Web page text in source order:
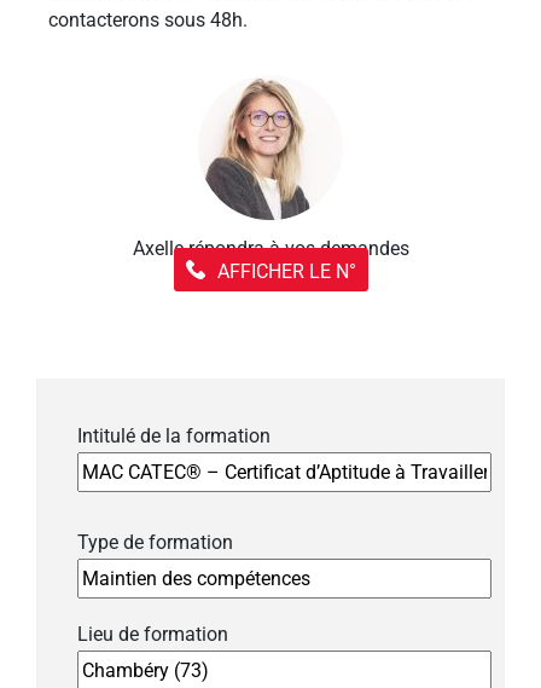
contacterons sous 48h.
Axelle répondra à vos demandes
AFFICHER LE N°
Intitulé de la formation
Type de formation
Lieu de formation